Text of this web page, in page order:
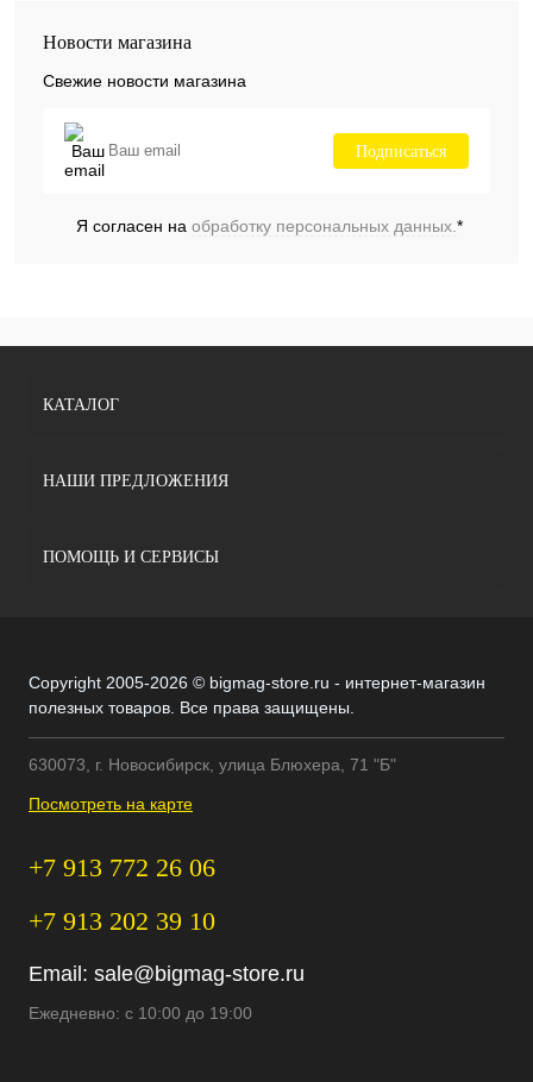
Новости магазина
Свежие новости магазина
Подписаться
Я согласен на обработку персональных данных.*
КАТАЛОГ
НАШИ ПРЕДЛОЖЕНИЯ
ПОМОЩЬ И СЕРВИСЫ
Copyright 2005-2026 © bigmag-store.ru - интернет-магазин
полезных товаров. Все права защищены.
630073, г. Новосибирск, улица Блюхера, 71 "Б"
Посмотреть на карте
+7 913 772 26 06
+7 913 202 39 10
Email: sale@bigmag-store.ru
Ежедневно: с 10:00 до 19:00